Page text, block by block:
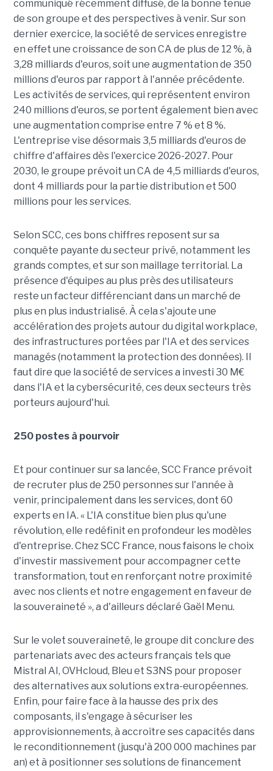
communiqué récemment diffusé, de la bonne tenue
de son groupe et des perspectives à venir. Sur son
dernier exercice, la société de services enregistre
en effet une croissance de son CA de plus de 12 %, à
3,28 milliards d'euros, soit une augmentation de 350
millions d'euros par rapport à l'année précédente.
Les activités de services, qui représentent environ
240 millions d'euros, se portent également bien avec
une augmentation comprise entre 7 % et 8 %.
L'entreprise vise désormais 3,5 milliards d'euros de
chiffre d'affaires dès l'exercice 2026-2027. Pour
2030, le groupe prévoit un CA de 4,5 milliards d'euros,
dont 4 milliards pour la partie distribution et 500
millions pour les services.
Selon SCC, ces bons chiffres reposent sur sa
conquête payante du secteur privé, notamment les
grands comptes, et sur son maillage territorial. La
présence d'équipes au plus près des utilisateurs
reste un facteur différenciant dans un marché de
plus en plus industrialisé. À cela s'ajoute une
accélération des projets autour du digital workplace,
des infrastructures portées par l'IA et des services
managés (notamment la protection des données). Il
faut dire que la société de services a investi 30 M€
dans l'IA et la cybersécurité, ces deux secteurs très
porteurs aujourd'hui.
250 postes à pourvoir
Et pour continuer sur sa lancée, SCC France prévoit
de recruter plus de 250 personnes sur l'année à
venir, principalement dans les services, dont 60
experts en IA. « L'IA constitue bien plus qu'une
révolution, elle redéfinit en profondeur les modèles
d'entreprise. Chez SCC France, nous faisons le choix
d'investir massivement pour accompagner cette
transformation, tout en renforçant notre proximité
avec nos clients et notre engagement en faveur de
la souveraineté », a d'ailleurs déclaré Gaël Menu.
Sur le volet souveraineté, le groupe dit conclure des
partenariats avec des acteurs français tels que
Mistral AI, OVHcloud, Bleu et S3NS pour proposer
des alternatives aux solutions extra-européennes.
Enfin, pour faire face à la hausse des prix des
composants, il s'engage à sécuriser les
approvisionnements, à accroître ses capacités dans
le reconditionnement (jusqu'à 200 000 machines par
an) et à positionner ses solutions de financement